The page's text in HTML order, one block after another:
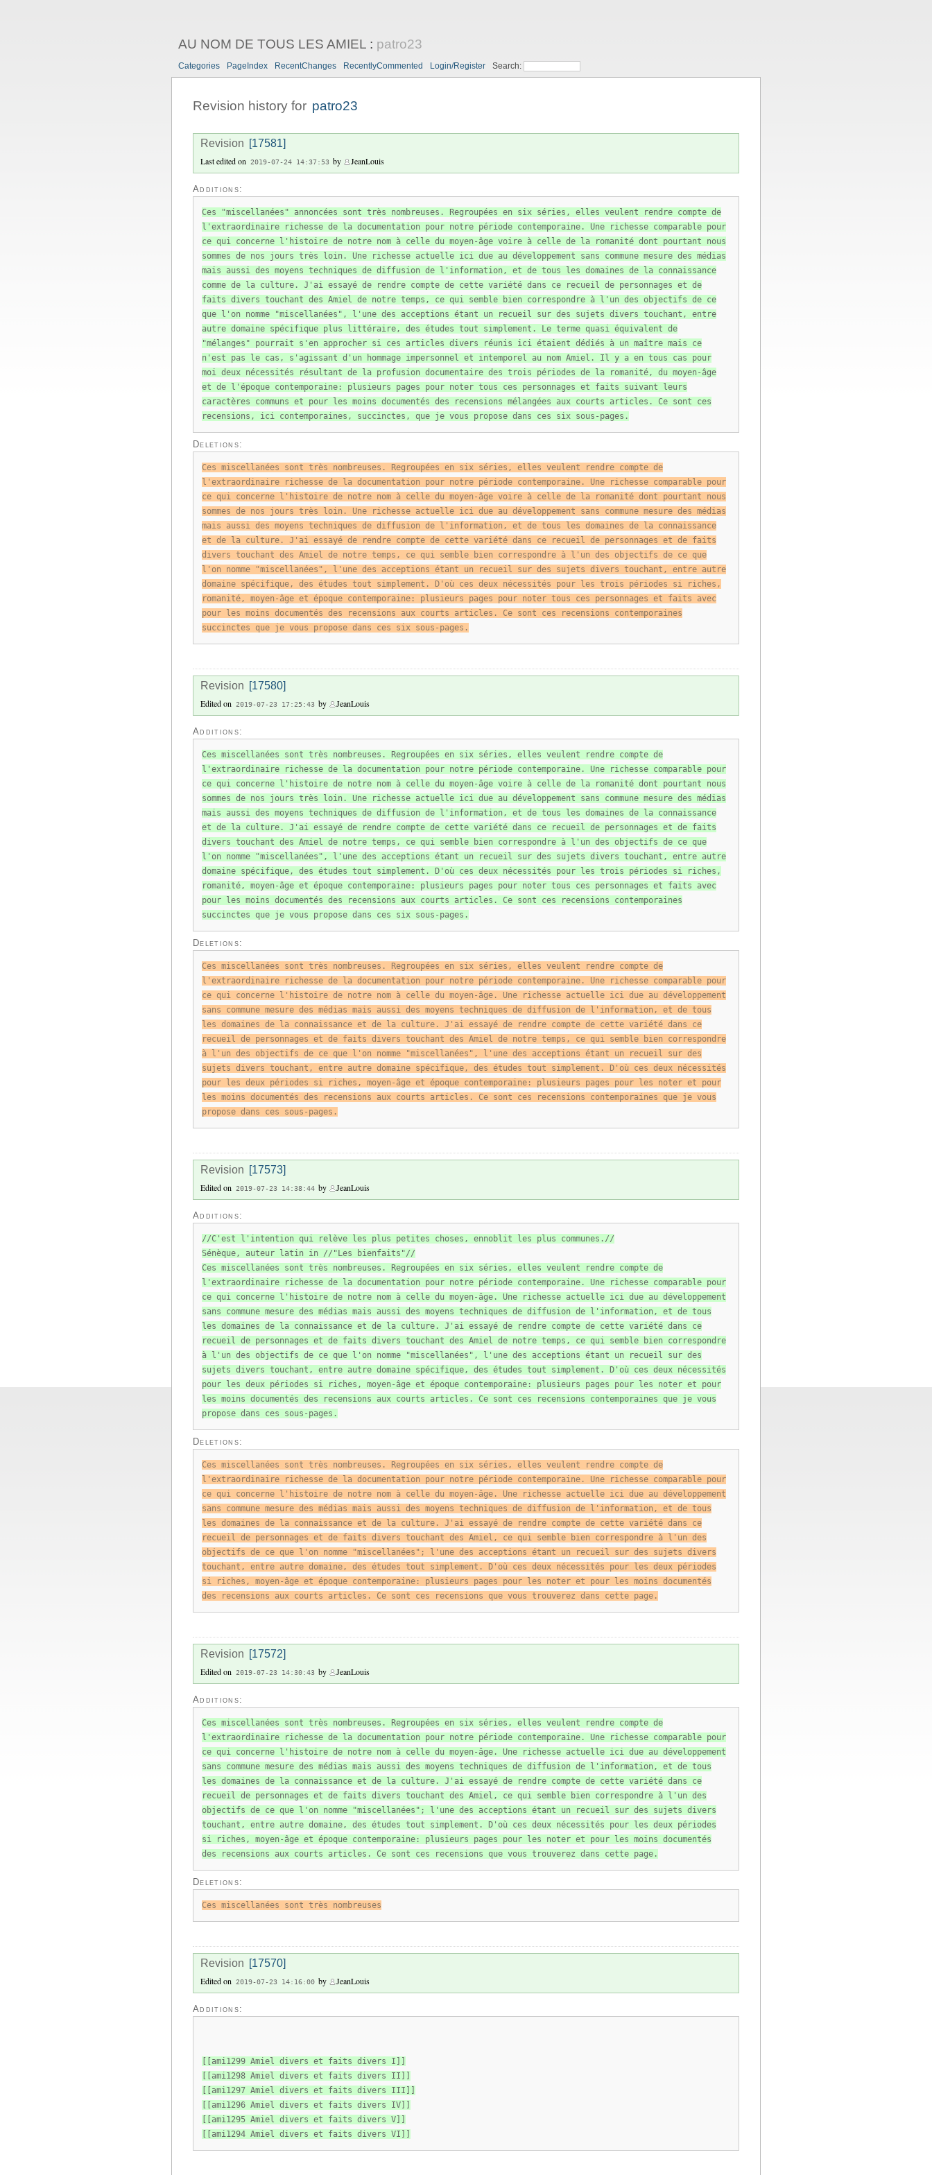
AU NOM DE TOUS LES AMIEL : patro23
Categories PageIndex RecentChanges RecentlyCommented Login/Register Search:
Revision history for patro23
Revision [17581]
Last edited on 2019-07-24 14:37:53 by JeanLouis
Additions:
Ces "miscellanées" annoncées sont très nombreuses. Regroupées en six séries, elles veulent rendre compte de
l'extraordinaire richesse de la documentation pour notre période contemporaine. Une richesse comparable pour
ce qui concerne l'histoire de notre nom à celle du moyen-âge voire à celle de la romanité dont pourtant nous
sommes de nos jours très loin. Une richesse actuelle ici due au développement sans commune mesure des médias
mais aussi des moyens techniques de diffusion de l'information, et de tous les domaines de la connaissance
comme de la culture. J'ai essayé de rendre compte de cette variété dans ce recueil de personnages et de
faits divers touchant des Amiel de notre temps, ce qui semble bien correspondre à l'un des objectifs de ce
que l'on nomme "miscellanées", l'une des acceptions étant un recueil sur des sujets divers touchant, entre
autre domaine spécifique plus littéraire, des études tout simplement. Le terme quasi équivalent de
"mélanges" pourrait s'en approcher si ces articles divers réunis ici étaient dédiés à un maître mais ce
n'est pas le cas, s'agissant d'un hommage impersonnel et intemporel au nom Amiel. Il y a en tous cas pour
moi deux nécessités résultant de la profusion documentaire des trois périodes de la romanité, du moyen-âge
et de l'époque contemporaine: plusieurs pages pour noter tous ces personnages et faits suivant leurs
caractères communs et pour les moins documentés des recensions mélangées aux courts articles. Ce sont ces
recensions, ici contemporaines, succinctes, que je vous propose dans ces six sous-pages.
Deletions:
Ces miscellanées sont très nombreuses. Regroupées en six séries, elles veulent rendre compte de
l'extraordinaire richesse de la documentation pour notre période contemporaine. Une richesse comparable pour
ce qui concerne l'histoire de notre nom à celle du moyen-âge voire à celle de la romanité dont pourtant nous
sommes de nos jours très loin. Une richesse actuelle ici due au développement sans commune mesure des médias
mais aussi des moyens techniques de diffusion de l'information, et de tous les domaines de la connaissance
et de la culture. J'ai essayé de rendre compte de cette variété dans ce recueil de personnages et de faits
divers touchant des Amiel de notre temps, ce qui semble bien correspondre à l'un des objectifs de ce que
l'on nomme "miscellanées", l'une des acceptions étant un recueil sur des sujets divers touchant, entre autre
domaine spécifique, des études tout simplement. D'où ces deux nécessités pour les trois périodes si riches,
romanité, moyen-âge et époque contemporaine: plusieurs pages pour noter tous ces personnages et faits avec
pour les moins documentés des recensions aux courts articles. Ce sont ces recensions contemporaines
succinctes que je vous propose dans ces six sous-pages.
Revision [17580]
Edited on 2019-07-23 17:25:43 by JeanLouis
Additions:
Ces miscellanées sont très nombreuses. Regroupées en six séries, elles veulent rendre compte de
l'extraordinaire richesse de la documentation pour notre période contemporaine. Une richesse comparable pour
ce qui concerne l'histoire de notre nom à celle du moyen-âge voire à celle de la romanité dont pourtant nous
sommes de nos jours très loin. Une richesse actuelle ici due au développement sans commune mesure des médias
mais aussi des moyens techniques de diffusion de l'information, et de tous les domaines de la connaissance
et de la culture. J'ai essayé de rendre compte de cette variété dans ce recueil de personnages et de faits
divers touchant des Amiel de notre temps, ce qui semble bien correspondre à l'un des objectifs de ce que
l'on nomme "miscellanées", l'une des acceptions étant un recueil sur des sujets divers touchant, entre autre
domaine spécifique, des études tout simplement. D'où ces deux nécessités pour les trois périodes si riches,
romanité, moyen-âge et époque contemporaine: plusieurs pages pour noter tous ces personnages et faits avec
pour les moins documentés des recensions aux courts articles. Ce sont ces recensions contemporaines
succinctes que je vous propose dans ces six sous-pages.
Deletions:
Ces miscellanées sont très nombreuses. Regroupées en six séries, elles veulent rendre compte de
l'extraordinaire richesse de la documentation pour notre période contemporaine. Une richesse comparable pour
ce qui concerne l'histoire de notre nom à celle du moyen-âge. Une richesse actuelle ici due au développement
sans commune mesure des médias mais aussi des moyens techniques de diffusion de l'information, et de tous
les domaines de la connaissance et de la culture. J'ai essayé de rendre compte de cette variété dans ce
recueil de personnages et de faits divers touchant des Amiel de notre temps, ce qui semble bien correspondre
à l'un des objectifs de ce que l'on nomme "miscellanées", l'une des acceptions étant un recueil sur des
sujets divers touchant, entre autre domaine spécifique, des études tout simplement. D'où ces deux nécessités
pour les deux périodes si riches, moyen-âge et époque contemporaine: plusieurs pages pour les noter et pour
les moins documentés des recensions aux courts articles. Ce sont ces recensions contemporaines que je vous
propose dans ces sous-pages.
Revision [17573]
Edited on 2019-07-23 14:38:44 by JeanLouis
Additions:
//C'est l'intention qui relève les plus petites choses, ennoblit les plus communes.//
Sénèque, auteur latin in //"Les bienfaits"//
Ces miscellanées sont très nombreuses. Regroupées en six séries, elles veulent rendre compte de
l'extraordinaire richesse de la documentation pour notre période contemporaine. Une richesse comparable pour
ce qui concerne l'histoire de notre nom à celle du moyen-âge. Une richesse actuelle ici due au développement
sans commune mesure des médias mais aussi des moyens techniques de diffusion de l'information, et de tous
les domaines de la connaissance et de la culture. J'ai essayé de rendre compte de cette variété dans ce
recueil de personnages et de faits divers touchant des Amiel de notre temps, ce qui semble bien correspondre
à l'un des objectifs de ce que l'on nomme "miscellanées", l'une des acceptions étant un recueil sur des
sujets divers touchant, entre autre domaine spécifique, des études tout simplement. D'où ces deux nécessités
pour les deux périodes si riches, moyen-âge et époque contemporaine: plusieurs pages pour les noter et pour
les moins documentés des recensions aux courts articles. Ce sont ces recensions contemporaines que je vous
propose dans ces sous-pages.
Deletions:
Ces miscellanées sont très nombreuses. Regroupées en six séries, elles veulent rendre compte de
l'extraordinaire richesse de la documentation pour notre période contemporaine. Une richesse comparable pour
ce qui concerne l'histoire de notre nom à celle du moyen-âge. Une richesse actuelle ici due au développement
sans commune mesure des médias mais aussi des moyens techniques de diffusion de l'information, et de tous
les domaines de la connaissance et de la culture. J'ai essayé de rendre compte de cette variété dans ce
recueil de personnages et de faits divers touchant des Amiel, ce qui semble bien correspondre à l'un des
objectifs de ce que l'on nomme "miscellanées"; l'une des acceptions étant un recueil sur des sujets divers
touchant, entre autre domaine, des études tout simplement. D'où ces deux nécessités pour les deux périodes
si riches, moyen-âge et époque contemporaine: plusieurs pages pour les noter et pour les moins documentés
des recensions aux courts articles. Ce sont ces recensions que vous trouverez dans cette page.
Revision [17572]
Edited on 2019-07-23 14:30:43 by JeanLouis
Additions:
Ces miscellanées sont très nombreuses. Regroupées en six séries, elles veulent rendre compte de
l'extraordinaire richesse de la documentation pour notre période contemporaine. Une richesse comparable pour
ce qui concerne l'histoire de notre nom à celle du moyen-âge. Une richesse actuelle ici due au développement
sans commune mesure des médias mais aussi des moyens techniques de diffusion de l'information, et de tous
les domaines de la connaissance et de la culture. J'ai essayé de rendre compte de cette variété dans ce
recueil de personnages et de faits divers touchant des Amiel, ce qui semble bien correspondre à l'un des
objectifs de ce que l'on nomme "miscellanées"; l'une des acceptions étant un recueil sur des sujets divers
touchant, entre autre domaine, des études tout simplement. D'où ces deux nécessités pour les deux périodes
si riches, moyen-âge et époque contemporaine: plusieurs pages pour les noter et pour les moins documentés
des recensions aux courts articles. Ce sont ces recensions que vous trouverez dans cette page.
Deletions:
Ces miscellanées sont très nombreuses
Revision [17570]
Edited on 2019-07-23 14:16:00 by JeanLouis
Additions:
[[ami1299 Amiel divers et faits divers I]]
[[ami1298 Amiel divers et faits divers II]]
[[ami1297 Amiel divers et faits divers III]]
[[ami1296 Amiel divers et faits divers IV]]
[[ami1295 Amiel divers et faits divers V]]
[[ami1294 Amiel divers et faits divers VI]]